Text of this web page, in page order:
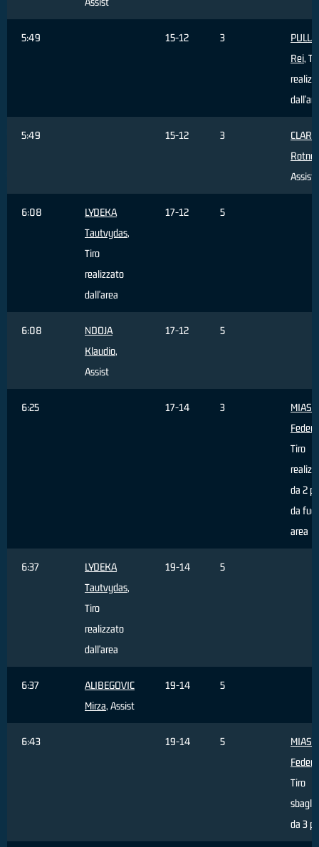
5:49 15-12 3
Rei,
5:49 15-12 3
Rotnei
Assist
6:08
LYDEKA
Tautvydas,
Tiro
realizzato
dall'area
17-12 5
6:08
NDOJA
Klaudio,
Assist
17-12 5
6:25 17-14 3
Tiro
da 2
da
area
6:37
LYDEKA
Tautvydas,
Tiro
realizzato
dall'area
19-14 5
6:37
ALIBEGOVIC
Mirza, Assist
19-14 5
6:43 19-14 5
Tiro
da 3